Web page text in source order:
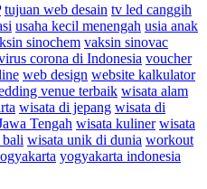
tujuan web desain tv led canggih
usaha kecil menengah usia anak
sinochem vaksin sinovac
corona di Indonesia voucher
web design website kalkulator
venue terbaik wisata alam
wisata di jepang wisata di
Tengah wisata kuliner wisata
bali wisata unik di dunia workout
yogyakarta indonesia